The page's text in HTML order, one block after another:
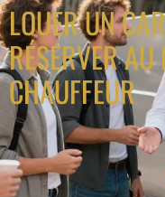
LOUER UN
RÉSERVER
CHAUFFEUR